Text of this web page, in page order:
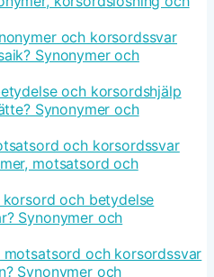
och korsordssvar
Synonymer och
och korsordshjälp
Synonymer och
och korsordssvar
motsatsord och
korsord och betydelse
Synonymer och
motsatsord och korsordssvar
Synonymer och